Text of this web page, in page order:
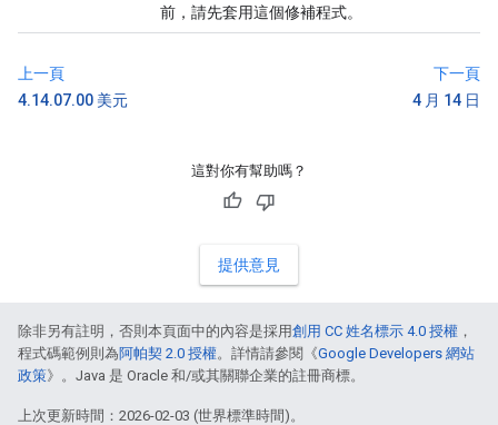
前，請先套用這個修補程式。
上一頁
4.14.07.00 美元
下一頁
4 月 14 日
這對你有幫助嗎？
提供意見
除非另有註明，否則本頁面中的內容是採用創用 CC 姓名標示 4.0 授權 ，
程式碼範例則為阿帕契 2.0 授權。詳情請參閱《Google Developers 網站
政策》。Java 是 Oracle 和/或其關聯企業的註冊商標。
上次更新時間：2026-02-03 (世界標準時間)。